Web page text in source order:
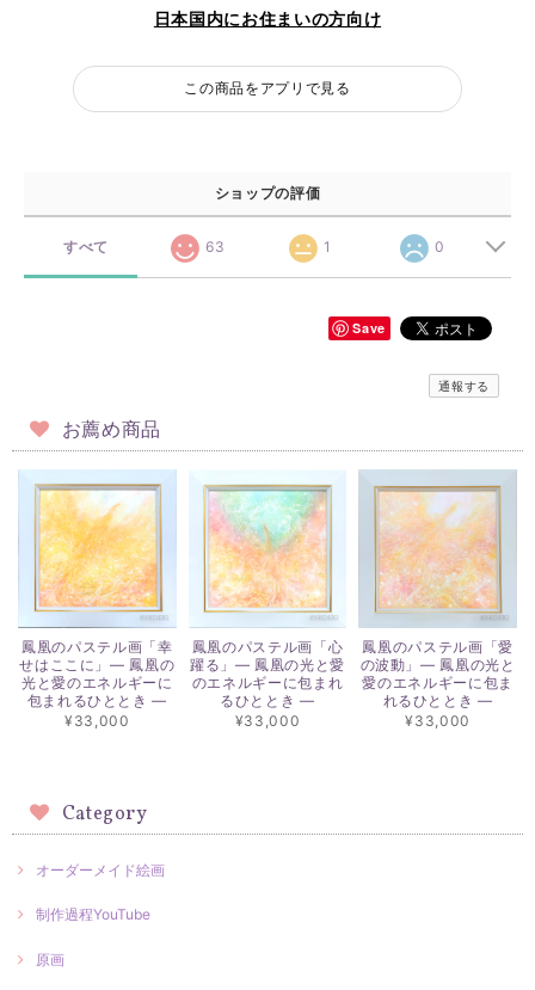
日本国内にお住まいの方向け
この商品をアプリで見る
ショップの評価
すべて 63 1 0
Save
通報する
お薦め商品
鳳凰のパステル画「幸
せはここに」― 鳳凰の
光と愛のエネルギーに
包まれるひととき ―
¥33,000
鳳凰のパステル画「心
躍る」― 鳳凰の光と愛
のエネルギーに包まれ
るひととき ―
¥33,000
鳳凰のパステル画「愛
の波動」― 鳳凰の光と
愛のエネルギーに包ま
れるひととき ―
¥33,000
Category
オーダーメイド絵画
制作過程YouTube
原画